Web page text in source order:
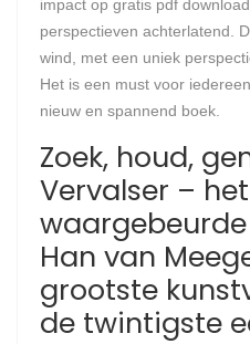
impact op gratis pdf
perspectieven achterlatend.
wind, met een uniek
Het is een must voor
nieuw en spannend boek.
Zoek, houd,
Vervalser – het
Han van
grootste
de twintigste